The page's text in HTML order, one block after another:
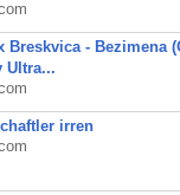
Breskvica - Bezimena
Ultra...
irren